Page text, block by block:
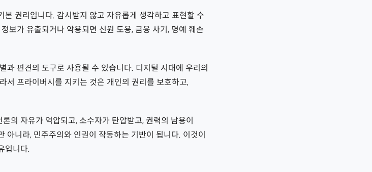
권리입니다. 감시받지 않고 자유롭게 생각하고 표현할 수
보가 유출되거나 악용되면 신원 도용, 금융 사기, 명예 훼손
과 편견의 도구로 사용될 수 있습니다. 디지털 시대에 우리의
서 프라이버시를 지키는 것은 개인의 권리를 보호하고,
의 자유가 억압되고, 소수자가 탄압받고, 권력의 남용이
아니라, 민주주의와 인권이 작동하는 기반이 됩니다. 이것이
입니다.